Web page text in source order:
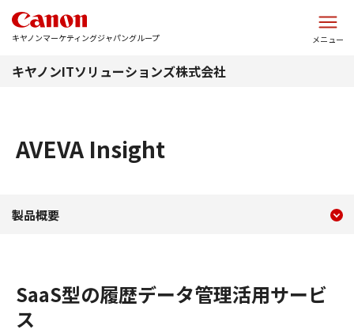
キヤノンマーケティングジャパングループ メニュー
キヤノンITソリューションズ株式会社
AVEVA Insight
製品概要
SaaS型の履歴データ管理活用サービ
ス